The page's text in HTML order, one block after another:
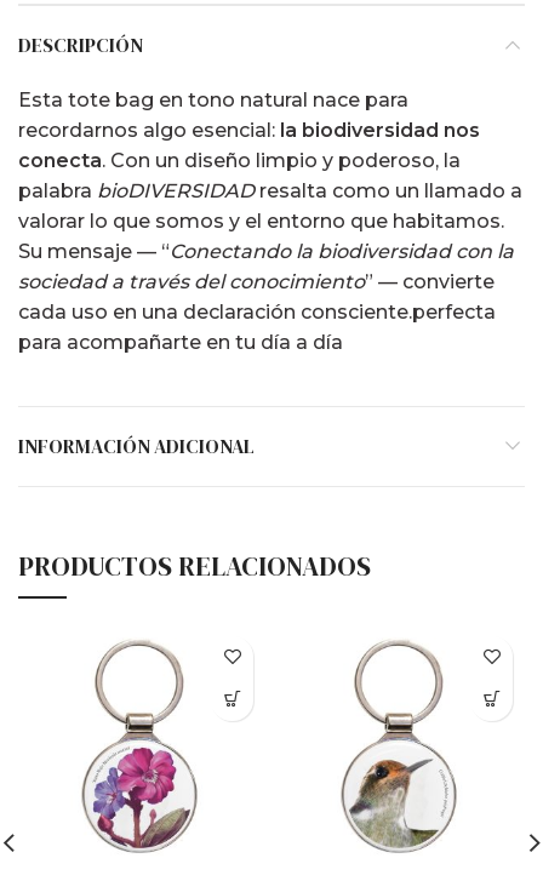
DESCRIPCIÓN
Esta tote bag en tono natural nace para
recordarnos algo esencial: la biodiversidad nos
conecta. Con un diseño limpio y poderoso, la
palabra bioDIVERSIDADresalta como un llamado a
valorar lo que somos y el entorno que habitamos.
Su mensaje — “Conectando la biodiversidad con la
sociedad a través del conocimiento” — convierte
cada uso en una declaración consciente.perfecta
para acompañarte en tu día a día
INFORMACIÓN ADICIONAL
PRODUCTOS RELACIONADOS